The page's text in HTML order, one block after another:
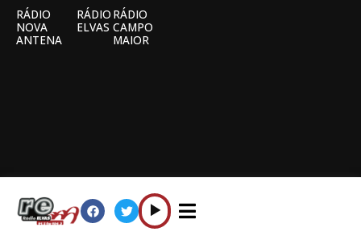
RÁDIO
NOVA
ANTENA
RÁDIO
ELVAS
RÁDIO
CAMPO
MAIOR